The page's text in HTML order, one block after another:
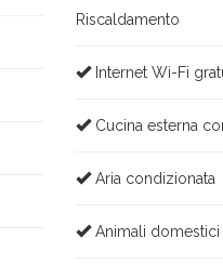
Riscaldamento
Internet Wi-Fi
Cucina esterna
Aria condizionata
Animali domestici